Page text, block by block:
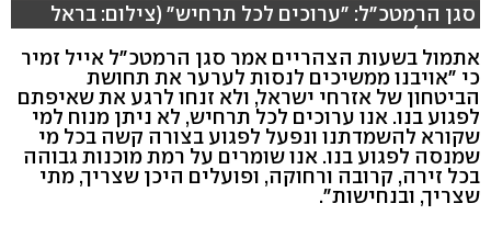
סגן הרמטכ"ל: "ערוכים לכל תרחיש" (צילום: בראל
אפרים)
אתמול בשעות הצהריים אמר סגן הרמטכ"ל אייל זמיר
כי "אויבנו ממשיכים לנסות לערער את תחושת
הביטחון של אזרחי ישראל, ולא זנחו לרגע את שאיפתם
לפגוע בנו. אנו ערוכים לכל תרחיש, לא ניתן מנוח למי
שקורא להשמדתנו ונפעל לפגוע בצורה קשה בכל מי
שמנסה לפגוע בנו. אנו שומרים על רמת מוכנות גבוהה
בכל זירה, קרובה ורחוקה, ופועלים היכן שצריך, מתי
שצריך, ובנחישות".